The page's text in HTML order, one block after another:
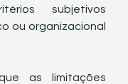
subjetivos
ou organizacional
as limitações